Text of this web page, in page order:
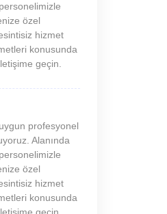
özel
hizmet
konusunda
geçin.
profesyonel
Alanında
özel
hizmet
konusunda